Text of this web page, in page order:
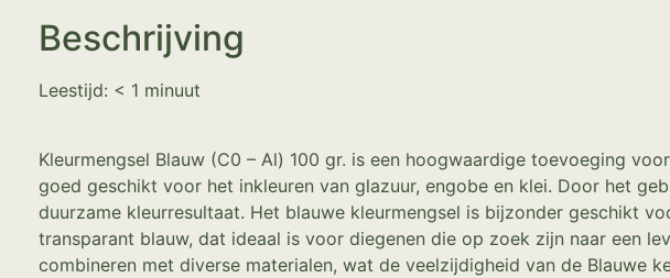
Beschrijving
Leestijd: < 1 minuut
Kleurmengsel Blauw (C0 – Al) 100 gr. is een hoogwaardige toevoeging
goed geschikt voor het inkleuren van glazuur, engobe en klei. Door het
duurzame kleurresultaat. Het blauwe kleurmengsel is bijzonder geschikt
transparant blauw, dat ideaal is voor diegenen die op zoek zijn naar een
combineren met diverse materialen, wat de veelzijdigheid van de Blauwe